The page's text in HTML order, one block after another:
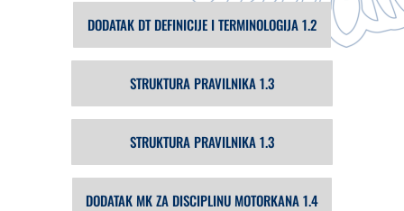
DODATAK DT DEFINICIJE I TERMINOLOGIJA 1.2
STRUKTURA PRAVILNIKA 1.3
STRUKTURA PRAVILNIKA 1.3
DODATAK MK ZA DISCIPLINU MOTORKANA 1.4